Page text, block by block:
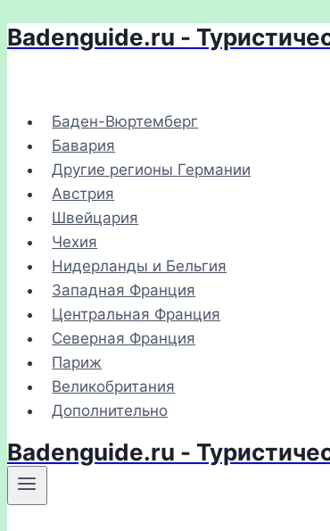
Перейти
Badenguide.ru -
Баден-Вюртемберг
Бавария
Другие регионы Германии
Австрия
Швейцария
Чехия
Нидерланды и Бельгия
Западная Франция
Центральная Франция
Северная Франция
Париж
Великобритания
Дополнительно
Badenguide.ru -